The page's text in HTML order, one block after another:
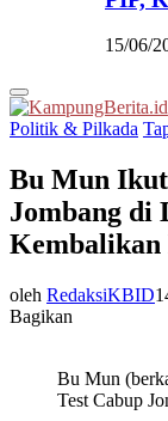
15/06/
Primary
Menu
Politik & Pilkada
Bu Mun
Jombang di
oleh RedaksiKBID
Bagikan
Bu Mun
Test Cabup